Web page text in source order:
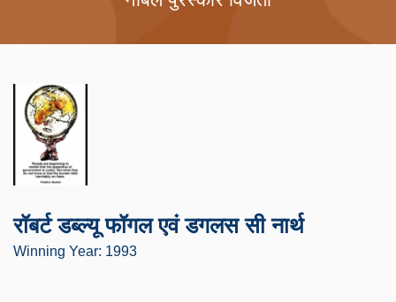
रॉबर्ट डब्ल्यू फॉगल एवं डगलस सी नार्थ
Winning Year: 1993